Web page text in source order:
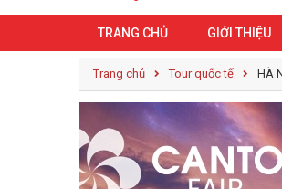
TRANG CHỦ GIỚI THIỆU
Trang chủ Tour quốc tế HÀ